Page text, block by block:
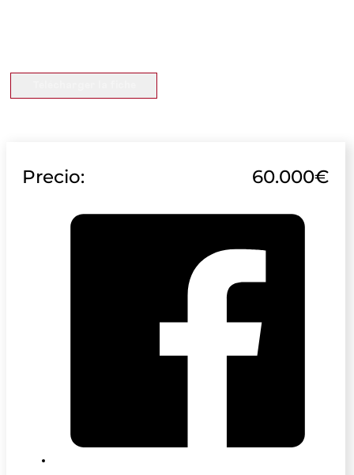
Precio: 60.000€